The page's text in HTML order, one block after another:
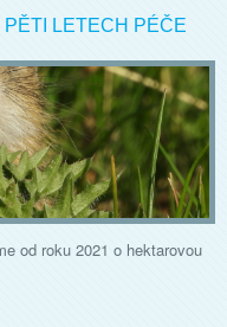
PĚTI LETECH PÉČE
od roku 2021 o hektarovou